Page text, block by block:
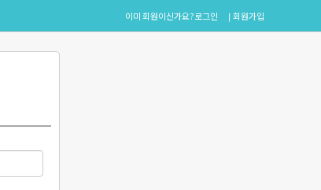
이미 회원이신가요?로그인 회원가입